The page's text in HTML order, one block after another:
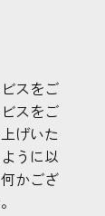
スをご
スをご
げいた
うに以
かござ